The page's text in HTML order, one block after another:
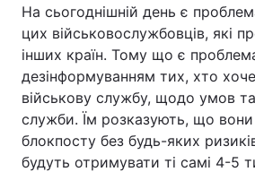
На сьогоднішній день є
цих військовослужбовців, які
інших країн. Тому що є
дезінформуванням тих, хто
військову службу, щодо умов
служби. Їм розказують, що
блокпосту без будь-яких
будуть отримувати ті самі 4-5